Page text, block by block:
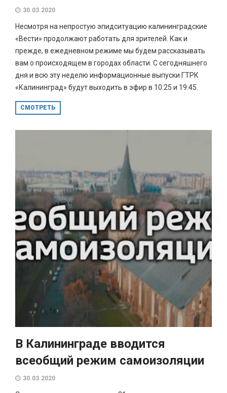
30.03.2020
Несмотря на непростую эпидситуацию калининградские
«Вести» продолжают работать для зрителей. Как и
прежде, в ежедневном режиме мы будем рассказывать
вам о происходящем в городах области. С сегодняшнего
дня и всю эту неделю информационные выпуски ГТРК
«Калининград» будут выходить в эфир в 10:25 и 19:45.
СМОТРЕТЬ
В Калининграде вводится
всеобщий режим самоизоляции
30.03.2020